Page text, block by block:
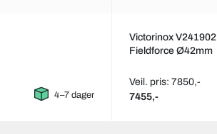
4–7 dager
Victorinox V241902
Fieldforce Ø42mm
Veil. pris: 7850,-
7455,-